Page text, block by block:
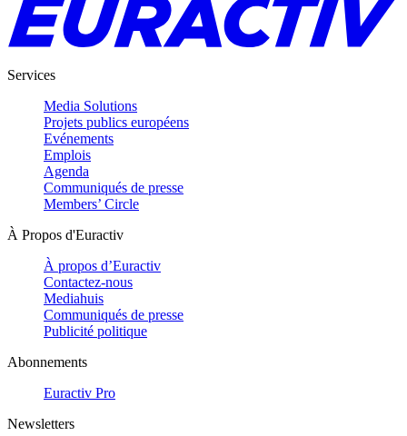
Services
Media Solutions
Projets publics européens
Evénements
Emplois
Agenda
Communiqués de presse
Members’ Circle
À Propos d'Euractiv
À propos d’Euractiv
Contactez-nous
Mediahuis
Communiqués de presse
Publicité politique
Abonnements
Euractiv Pro
Newsletters